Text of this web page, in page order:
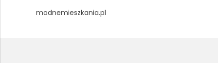
modnemieszkania.pl